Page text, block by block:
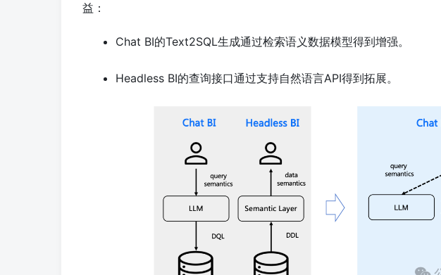
益：
Chat BI的Text2SQL生成通过检索语义数据模型得到增强。
Headless BI的查询接口通过支持自然语言API得到拓展。